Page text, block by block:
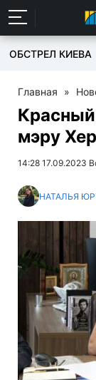
ОБСТРЕЛ КИЕВА
Главная »
мэру
14:28 17.09.2023
НАТАЛЬЯ